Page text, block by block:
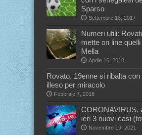
Sparso
Settembre 18, 2017
Numeri utili:
mette on line
Mella
Aprile 16, 2018
Rovato, 19enne si ribalta con
illeso per miracolo
Febbraio 7, 2018
CORONAVIRUS,
ieri 3 nuovi casi
Novembre 19, 2021